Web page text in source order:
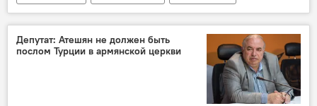
Депутат: Атешян не должен быть
послом Турции в армянской церкви